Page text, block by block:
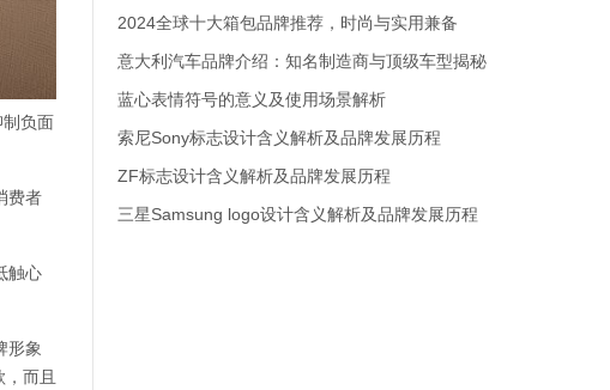
负面
费者
触心
形象
而且
2024全球十大箱包品牌推荐，时尚与实用兼备
意大利汽车品牌介绍：知名制造商与顶级车型揭秘
蓝心表情符号的意义及使用场景解析
索尼Sony标志设计含义解析及品牌发展历程
ZF标志设计含义解析及品牌发展历程
三星Samsung logo设计含义解析及品牌发展历程